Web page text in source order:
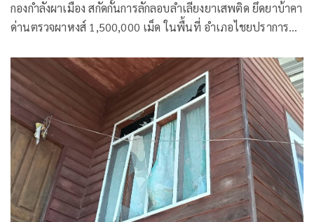
กองกำลังผาเมือง สกัดกั้นการลักลอบลำเลียงยาเสพติด ยึดยาบ้าคา
ด่านตรวจผาหงส์ 1,500,000 เม็ด ในพื้นที่ อำเภอไชยปราการ